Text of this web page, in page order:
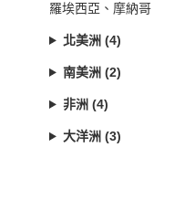
羅埃西亞、摩納哥
北美洲 (4)
南美洲 (2)
非洲 (4)
大洋洲 (3)